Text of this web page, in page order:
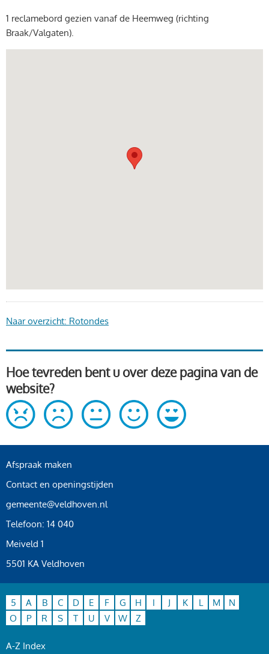
1 reclamebord gezien vanaf de Heemweg (richting
Braak/Valgaten).
Naar overzicht: Rotondes
Hoe tevreden bent u over deze pagina van de
website?
Afspraak maken
Contact en openingstijden
gemeente@veldhoven.nl
Telefoon: 14 040
Meiveld 1
5501 KA Veldhoven
5 A B C D E F G H I J K L M
N
O
P R S T U V W Z
A-Z Index